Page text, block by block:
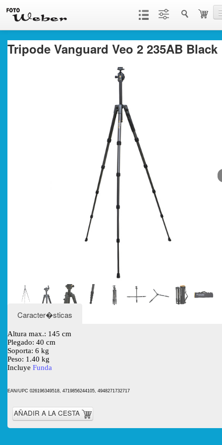
Tripode Vanguard Veo 2 235AB Black
Caracter�sticas
Altura max.: 145 cm
Plegado: 40 cm
Soporta: 6 kg
Peso: 1.40 kg
Incluye Funda
EAN/UPC 026196349518, 4719856244105, 4948271732717
AÑADIR A LA CESTA